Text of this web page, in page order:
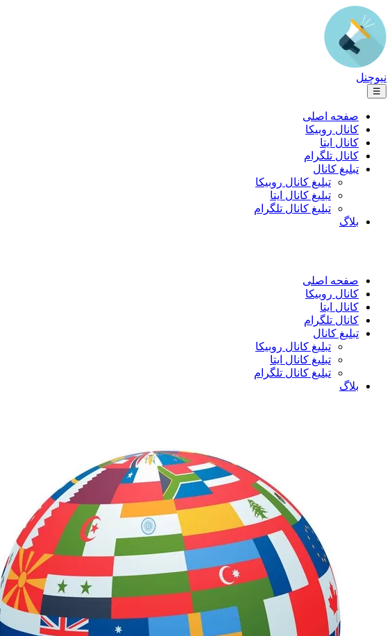
نیوچنل
☰
صفحه اصلی
کانال روبیکا
کانال ایتا
کانال تلگرام
تبلیغ کانال
تبلیغ کانال روبیکا
تبلیغ کانال ایتا
تبلیغ کانال تلگرام
بلاگ
صفحه اصلی
کانال روبیکا
کانال ایتا
کانال تلگرام
تبلیغ کانال
تبلیغ کانال روبیکا
تبلیغ کانال ایتا
تبلیغ کانال تلگرام
بلاگ